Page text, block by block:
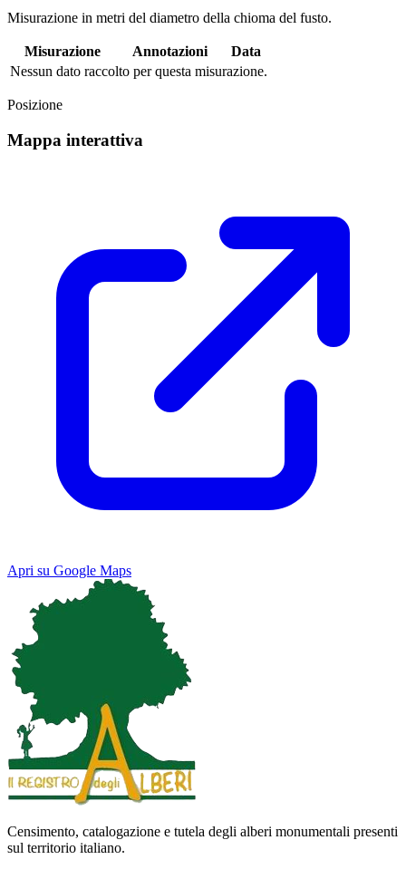
Misurazione in metri del diametro della chioma del fusto.
Misurazione Annotazioni
Data
Nessun dato raccolto per questa misurazione.
Posizione
Mappa interattiva
Apri su Google Maps
Map Satellite
Keyboard shortcuts
Censimento, catalogazione e tutela degli alberi monumentali presenti
sul territorio italiano.